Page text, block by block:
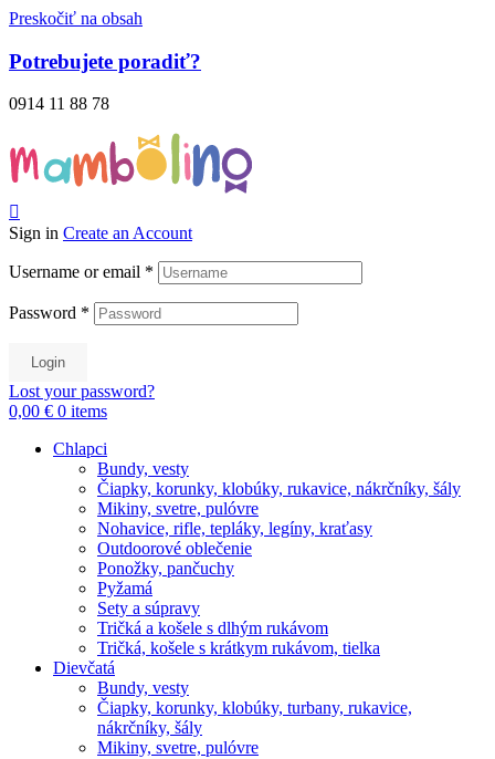
Preskočiť na obsah
Potrebujete poradiť?
0914 11 88 78
Sign in Create an Account
Username or email *
Password *
Login
Lost your password?
0,00 € 0 items
Chlapci
Bundy, vesty
Čiapky, korunky, klobúky, rukavice, nákrčníky, šály
Mikiny, svetre, pulóvre
Nohavice, rifle, tepláky, legíny, kraťasy
Outdoorové oblečenie
Ponožky, pančuchy
Pyžamá
Sety a súpravy
Tričká a košele s dlhým rukávom
Tričká, košele s krátkym rukávom, tielka
Dievčatá
Bundy, vesty
Čiapky, korunky, klobúky, turbany, rukavice,
nákrčníky, šály
Mikiny, svetre, pulóvre